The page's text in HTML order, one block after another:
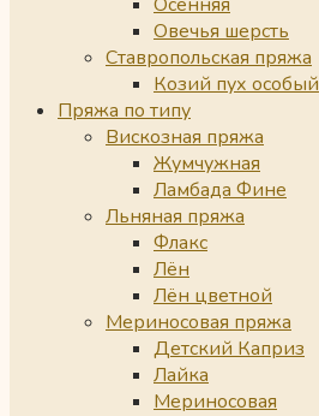
Овечья шерсть
Ставропольская пряжа
Козий пух особый
Пряжа по типу
Вискозная пряжа
Жумчужная
Ламбада Фине
Льняная пряжа
Флакс
Лён
Лён цветной
Мериносовая пряжа
Детский Каприз
Лайка
Мериносовая